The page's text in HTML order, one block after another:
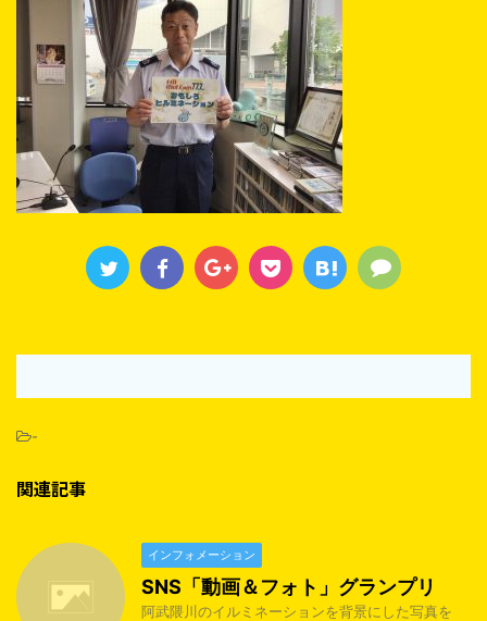
-
関連記事
インフォメーション
SNS「動画＆フォト」グランプリ
阿武隈川のイルミネーションを背景にした写真を